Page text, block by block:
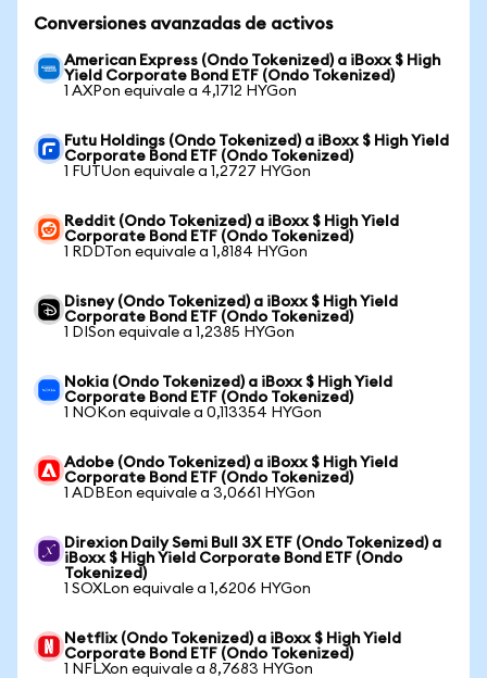
Conversiones avanzadas de activos
American Express (Ondo Tokenized) a iBoxx $ High
Yield Corporate Bond ETF (Ondo Tokenized)
1 AXPon equivale a 4,1712 HYGon
Futu Holdings (Ondo Tokenized) a iBoxx $ High Yield
Corporate Bond ETF (Ondo Tokenized)
1 FUTUon equivale a 1,2727 HYGon
Reddit (Ondo Tokenized) a iBoxx $ High Yield
Corporate Bond ETF (Ondo Tokenized)
1 RDDTon equivale a 1,8184 HYGon
Disney (Ondo Tokenized) a iBoxx $ High Yield
Corporate Bond ETF (Ondo Tokenized)
1 DISon equivale a 1,2385 HYGon
Nokia (Ondo Tokenized) a iBoxx $ High Yield
Corporate Bond ETF (Ondo Tokenized)
1 NOKon equivale a 0,113354 HYGon
Adobe (Ondo Tokenized) a iBoxx $ High Yield
Corporate Bond ETF (Ondo Tokenized)
1 ADBEon equivale a 3,0661 HYGon
Direxion Daily Semi Bull 3X ETF (Ondo Tokenized) a
iBoxx $ High Yield Corporate Bond ETF (Ondo
Tokenized)
1 SOXLon equivale a 1,6206 HYGon
Netflix (Ondo Tokenized) a iBoxx $ High Yield
Corporate Bond ETF (Ondo Tokenized)
1 NFLXon equivale a 8,7683 HYGon